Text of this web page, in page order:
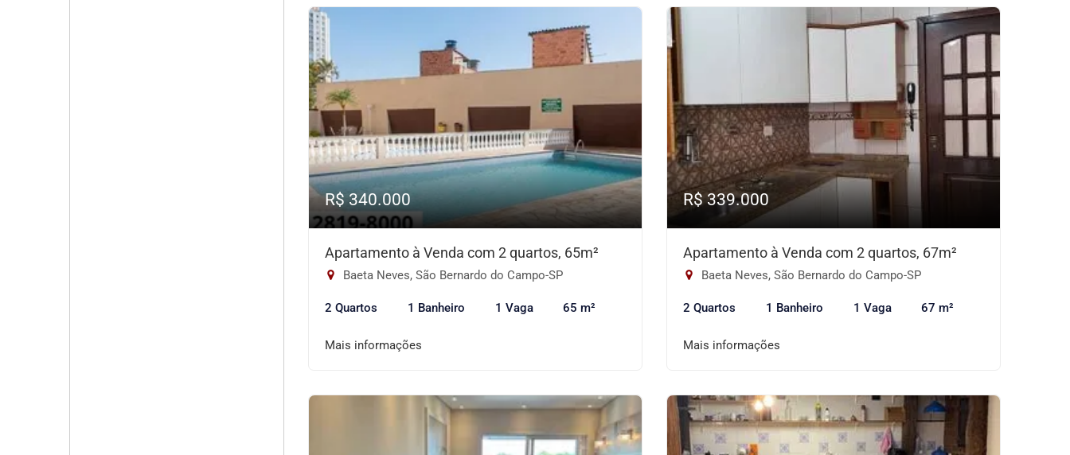
R$ 340.000
Apartamento à Venda com 2 quartos, 65m²
Baeta Neves, São Bernardo do Campo-SP
2 Quartos 1 Banheiro 1 Vaga 65 m²
Mais informações
R$ 339.000
Apartamento à Venda com 2 quartos, 67m²
Baeta Neves, São Bernardo do Campo-SP
2 Quartos 1 Banheiro 1 Vaga 67 m²
Mais informações